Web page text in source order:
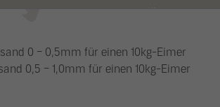
0 – 0,5mm für einen 10kg-Eimer
0,5 – 1,0mm für einen 10kg-Eimer